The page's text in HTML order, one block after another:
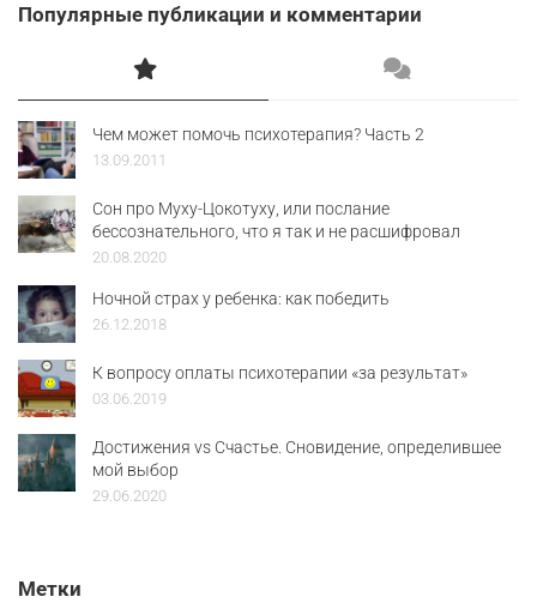
Популярные публикации и комментарии
Чем может помочь психотерапия? Часть 2
13.09.2011
Сон про Муху-Цокотуху, или послание
бессознательного, что я так и не расшифровал
20.08.2020
Ночной страх у ребенка: как победить
26.12.2018
К вопросу оплаты психотерапии «за результат»
03.06.2019
Достижения vs Счастье. Сновидение, определившее
мой выбор
29.06.2020
Метки